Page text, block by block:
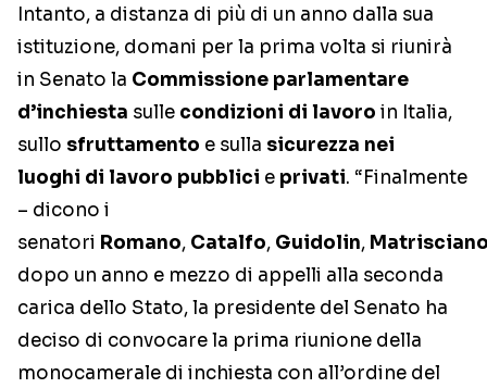
Intanto, a distanza di più di un anno dalla sua
istituzione, domani per la prima volta si riunirà
in Senato la Commissione parlamentare
d’inchiesta sulle condizioni di lavoro in Italia,
sullo sfruttamento e sulla sicurezza nei
luoghi di lavoro pubblici e privati. “Finalmente
– dicono i
senatori Romano, Catalfo, Guidolin,
dopo un anno e mezzo di appelli alla seconda
carica dello Stato, la presidente del Senato ha
deciso di convocare la prima riunione della
monocamerale di inchiesta con all’ordine del